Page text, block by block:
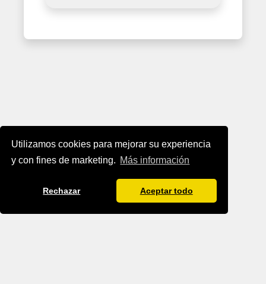
Utilizamos cookies para mejorar su experiencia
y con fines de marketing. Más información
Rechazar Aceptar todo